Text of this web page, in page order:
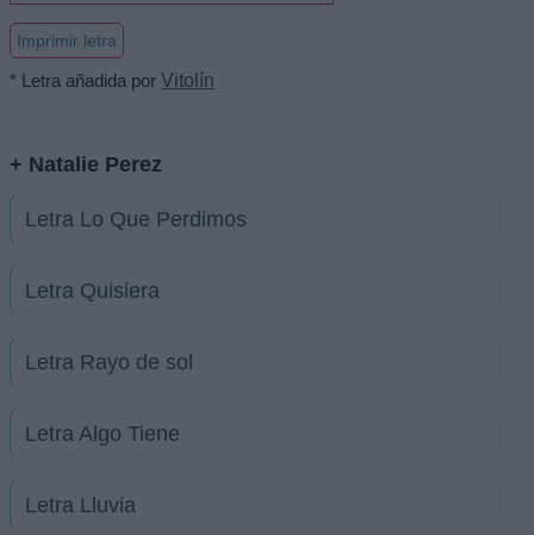
Imprimir letra
* Letra añadida por Vitolín
+ Natalie Perez
Letra Lo Que Perdimos
Letra Quisiera
Letra Rayo de sol
Letra Algo Tiene
Letra Lluvia